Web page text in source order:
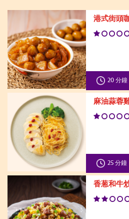
港式街頭
20 分鐘
麻油蒜蓉
25 分鐘
香葱和牛